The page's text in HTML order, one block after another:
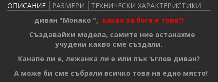
ОПИСАНИЕ РАЗМЕРИ
ТЕХНИЧЕСКИ ХАРАКТЕРИСТИКИ
диван "Монако ", какво за бога е това?!
Създавайки модела, самите ние останахме
учудени какво сме създали.
Канапе ли е, лежанка ли е или пък ъглов диван?
А може би сме събрали всичко това на едно място!